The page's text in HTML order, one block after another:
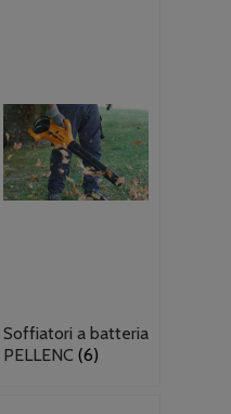
Soffiatori a batteria
PELLENC (6)